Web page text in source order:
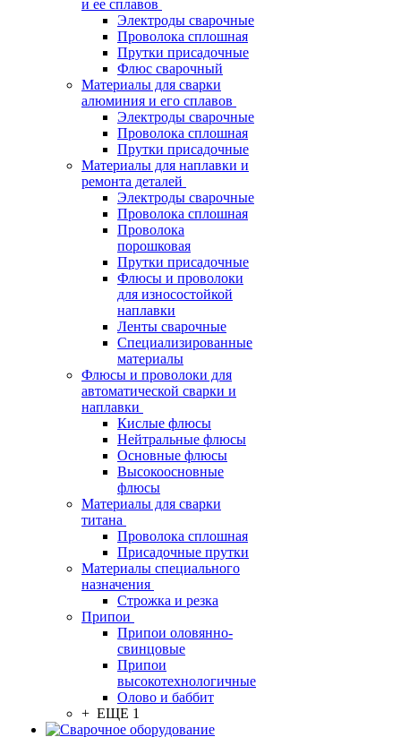
и ее сплавов
Электроды сварочные
Проволока сплошная
Прутки присадочные
Флюс сварочный
Материалы для сварки
алюминия и его сплавов
Электроды сварочные
Проволока сплошная
Прутки присадочные
Материалы для наплавки и
ремонта деталей
Электроды сварочные
Проволока сплошная
Проволока
порошковая
Прутки присадочные
Флюсы и проволоки
для износостойкой
наплавки
Ленты сварочные
Специализированные
материалы
Флюсы и проволоки для
автоматической сварки и
наплавки
Кислые флюсы
Нейтральные флюсы
Основные флюсы
Высокоосновные
флюсы
Материалы для сварки
титана
Проволока сплошная
Присадочные прутки
Материалы специального
назначения
Строжка и резка
Припои
Припои оловянно-
свинцовые
Припои
высокотехнологичные
Олово и баббит
+ ЕЩЕ 1